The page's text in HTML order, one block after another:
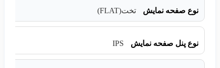
نوع صفحه نمایش تخت(FLAT)
نوع پنل صفحه نمایش IPS